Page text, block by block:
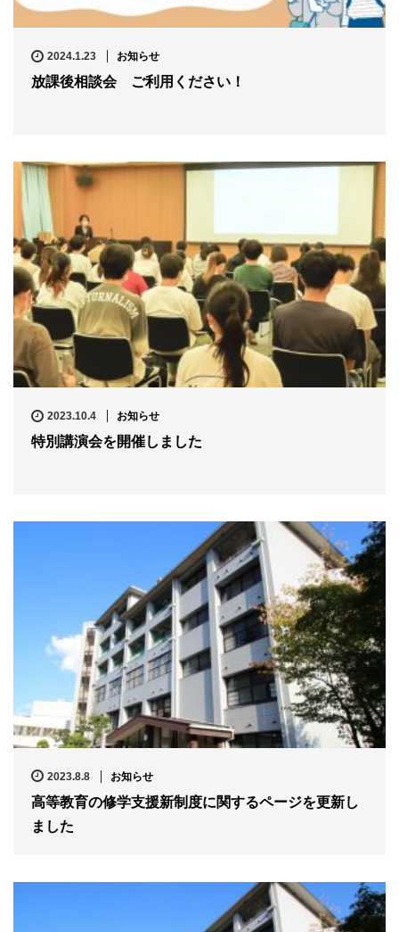
2024.1.23 お知らせ
放課後相談会 ご利用ください！
2023.10.4 お知らせ
特別講演会を開催しました
2023.8.8 お知らせ
高等教育の修学支援新制度に関するページを更新し
ました